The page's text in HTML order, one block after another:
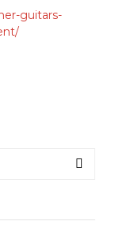
guitars-